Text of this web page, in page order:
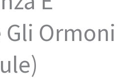
Ormoni